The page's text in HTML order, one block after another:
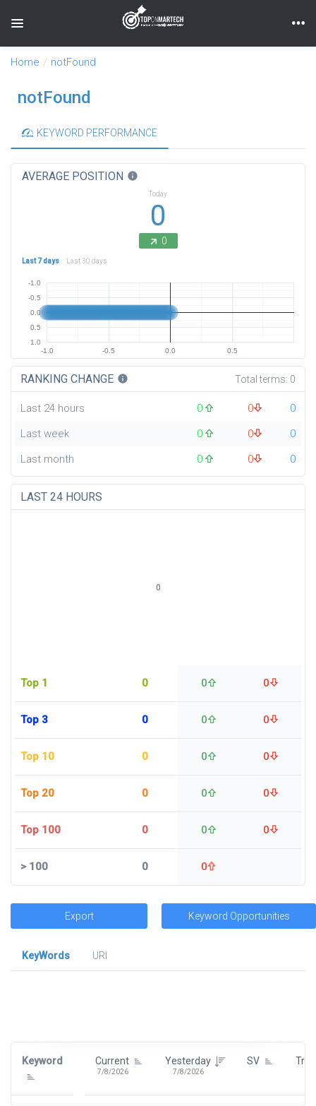
Toggle navigation
Home notFound
notFound
KEYWORD PERFORMANCE
AVERAGE POSITION info
Today
0
0
Last 7 days Last 30 days
-1.0 -0.5 0.0 0.5
-1.0
-0.5
0.0
0.5
1.0
RANKING CHANGE info Total terms: 0
Last 24 hours 0 0
0
Last week
0 0
0
Last month
0 0 0
LAST 24 HOURS
Top 1 0 0 0
Top 3 0 0 0
Top 10 0 0 0
Top 20 0 0 0
Top 100 0 0 0
>100 0 0
0
Export Keyword Opportunities
KeyWords
URl
Keyword Current
7/8/2026
Yesterday
7/8/2026
SV